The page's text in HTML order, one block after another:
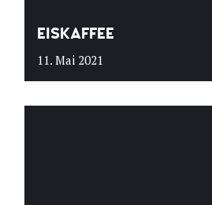
EISKAFFEE
11. Mai 2021